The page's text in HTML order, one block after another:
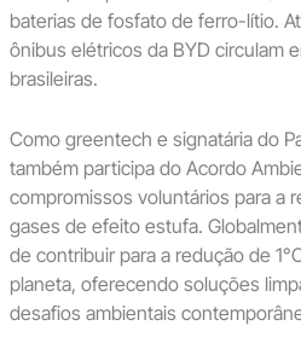
baterias de fosfato de ferro-lítio.
ônibus elétricos da BYD circulam
brasileiras.
Como greentech e signatária do
também participa do Acordo
compromissos voluntários para a
gases de efeito estufa.
de contribuir para a redução de
planeta, oferecendo soluções
desafios ambientais